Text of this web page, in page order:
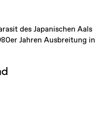
des Japanischen Aals
Jahren Ausbreitung in